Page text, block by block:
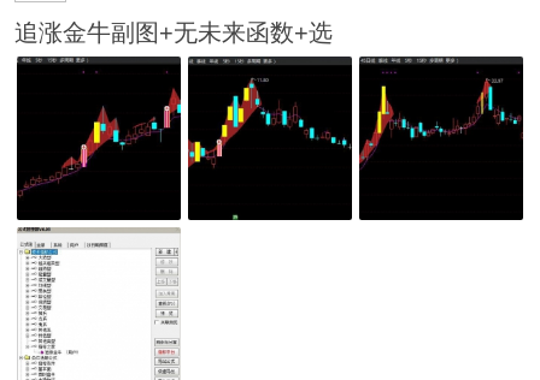
追涨金牛副图+无未来函数+选